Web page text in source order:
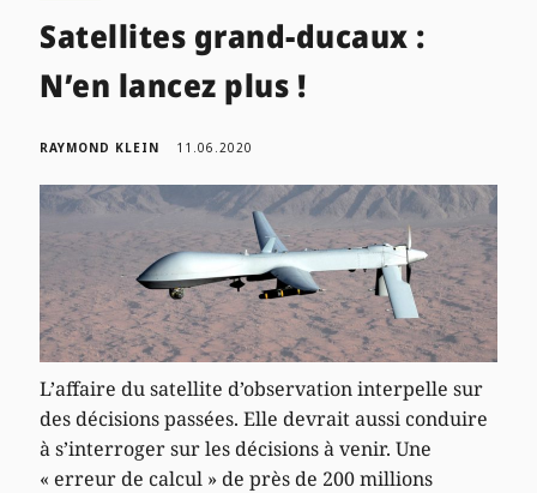
Satellites grand-ducaux :
N’en lancez plus !
RAYMOND KLEIN 11.06.2020
L’affaire du satellite d’observation interpelle sur
des décisions passées. Elle devrait aussi conduire
à s’interroger sur les décisions à venir. Une
« erreur de calcul » de près de 200 millions